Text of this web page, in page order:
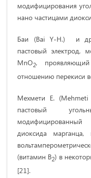
модифицирования
нано частицами
Баи (Bai Y-H.) и
пастовый электрод,
MnO2, проявляющий
отношению перекиси
Мехмети Е.
пастовый
диоксида
(витамин В2) в
[21].